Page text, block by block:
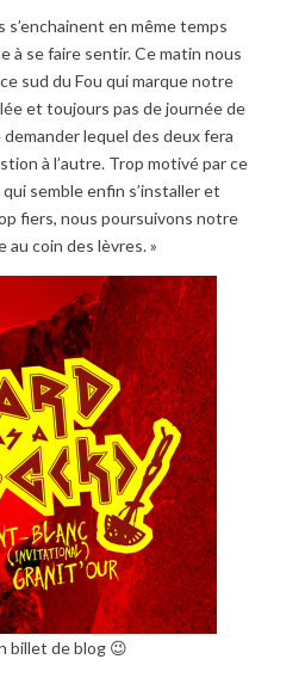
s’enchainent en même temps
à se faire sentir. Ce matin nous
sud du Fou qui marque notre
et toujours pas de journée de
demander lequel des deux fera
à l’autre. Trop motivé par ce
semble enfin s’installer et
fiers, nous poursuivons notre
au coin des lèvres. »
billet de blog 😉